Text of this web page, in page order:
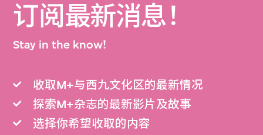
订阅最新消息！
Stay in the know!
收取M+与西九文化区的最新情况
探索M+杂志的最新影片及故事
选择你希望收取的内容